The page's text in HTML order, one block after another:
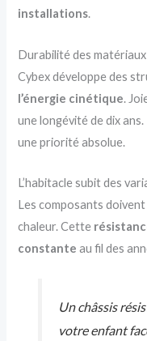
installations.
Durabilité des
Cybex développe des
l’énergie cinétique.
une longévité de dix
une priorité absolue.
L’habitacle subit des
Les composants
chaleur. Cette
constante au fil des
Un châssis
votre enfant